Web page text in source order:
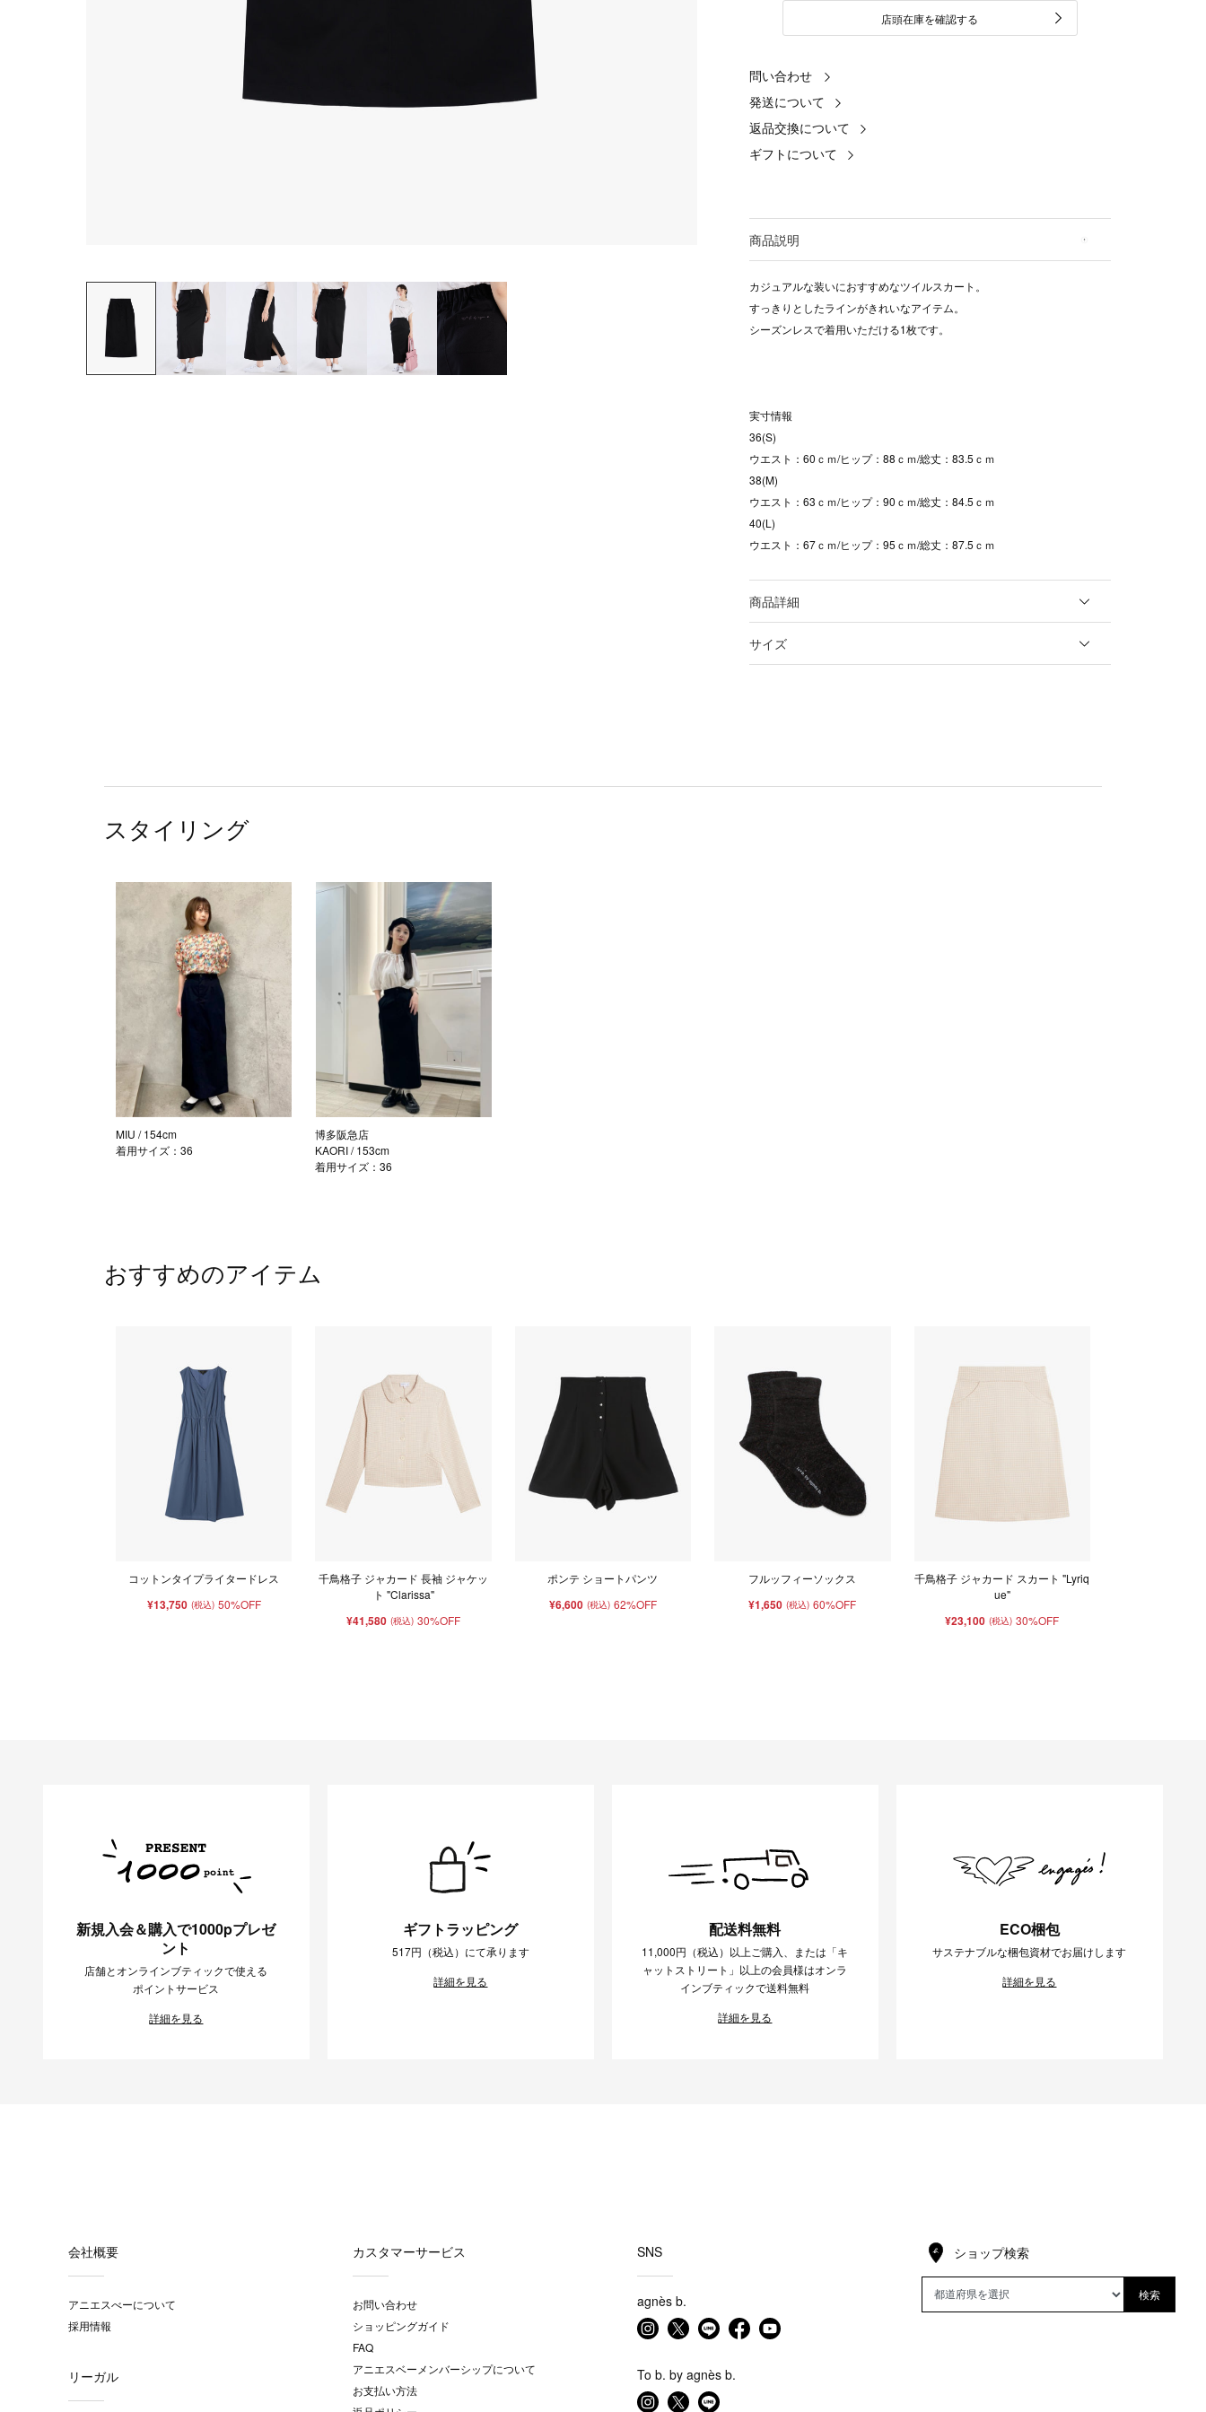
店頭在庫を確認する
問い合わせ
発送について
返品交換について
ギフトについて
商品説明
カジュアルな装いにおすすめなツイルスカート。
すっきりとしたラインがきれいなアイテム。
シーズンレスで着用いただける1枚です。
実寸情報
36(S)
ウエスト：60ｃｍ/ヒップ：88ｃｍ/総丈：83.5ｃｍ
38(M)
ウエスト：63ｃｍ/ヒップ：90ｃｍ/総丈：84.5ｃｍ
40(L)
ウエスト：67ｃｍ/ヒップ：95ｃｍ/総丈：87.5ｃｍ
商品詳細
サイズ
スタイリング
MIU / 154cm
着用サイズ：36
博多阪急店
KAORI/ 153cm
着用サイズ：36
おすすめのアイテム
コットンタイプライタードレス
¥13,750 (税込) 50%OFF
千鳥格子 ジャカード 長袖 ジャケッ
ト "Clarissa"
¥41,580 (税込) 30%OFF
ポンテ ショートパンツ
¥6,600 (税込) 62%OFF
フルッフィーソックス
¥1,650 (税込) 60%OFF
千鳥格子 ジャカード スカート "Lyriq
ue"
¥23,100 (税込) 30%OFF
新規入会＆購入で1000pプレゼ
ント
店舗とオンラインブティックで使える
ポイントサービス
詳細を見る
ギフトラッピング
517円（税込）にて承ります
詳細を見る
配送料無料
11,000円（税込）以上ご購入、または「キ
ャットストリート」以上の会員様はオンラ
インブティックで送料無料
詳細を見る
ECO梱包
サステナブルな梱包資材でお届けします
詳細を見る
会社概要
アニエスべーについて
採用情報
リーガル
カスタマーサービス
お問い合わせ
ショッピングガイド
FAQ
アニエスベーメンバーシップについて
お支払い方法
SNS
agnès b.
To b. by agnès b.
ショップ検索
検索